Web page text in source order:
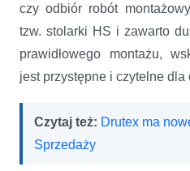
czy odbiór robót
tzw. stolarki HS i zawarto
prawidłowego montażu,
jest przystępne i czytelne dla
Czytaj też: Drutex ma
Sprzedaży